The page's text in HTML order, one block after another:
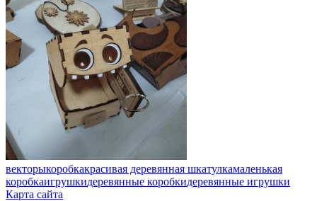
векторыкоробкакрасивая деревянная шкатулкамаленькая
коробкаигрушкидеревянные коробкидеревянные игрушки
Карта сайта